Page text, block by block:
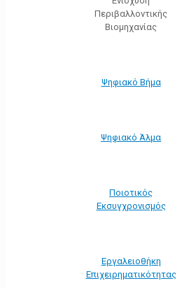
Περιβαλλοντικής
Βιομηχανίας
Ψηφιακό Βήμα
Ψηφιακό Άλμα
Ποιοτικός
Εκσυγχρονισμός
Εργαλειοθήκη
Eπιχειρηματικότητας